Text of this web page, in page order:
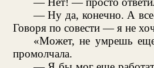
— Ну да, конечно. А
Говоря по совести — я не
«Может, не умрешь
промолчала.